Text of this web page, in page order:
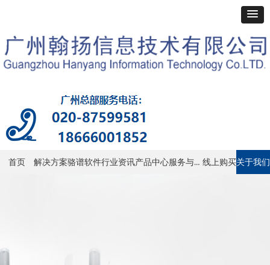
首页 解决方案骆谱软件行业资讯产品中心 服务与支持 线上购买关于我们